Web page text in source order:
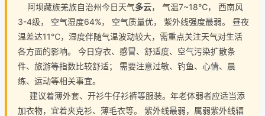
阿坝藏族羌族自治州今日天气多云， 气温7~18℃， 西南风
3-4级， 空气湿度64%， 空气质量优， 紫外线强度最弱。 昼夜
温差达11℃，湿度伴随气温波动较大，需重点关注天气对生活
各方面的影响。 今日穿衣、感冒、舒适度、空气污染扩散条
件、旅游等指数比较舒适； 需要注意过敏、钓鱼、心情、晨
练、运动等相关事宜。
建议着薄外套、开衫牛仔衫裤等服装。年老体弱者应适当添
加衣物，宜着夹克衫、薄毛衣等。 紫外线最弱，属弱紫外线辐